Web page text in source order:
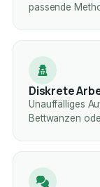
passende
Diskrete
Unauffälliges
Bettwanzen